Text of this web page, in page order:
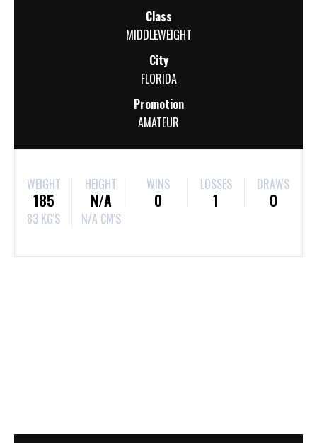
Class
MIDDLEWEIGHT
City
FLORIDA
Promotion
AMATEUR
WEIGHT
185
83 KG'S
HEIGHT
N/A
N/A CM'S
WINS
0
LOSSES
1
DRAWS
0